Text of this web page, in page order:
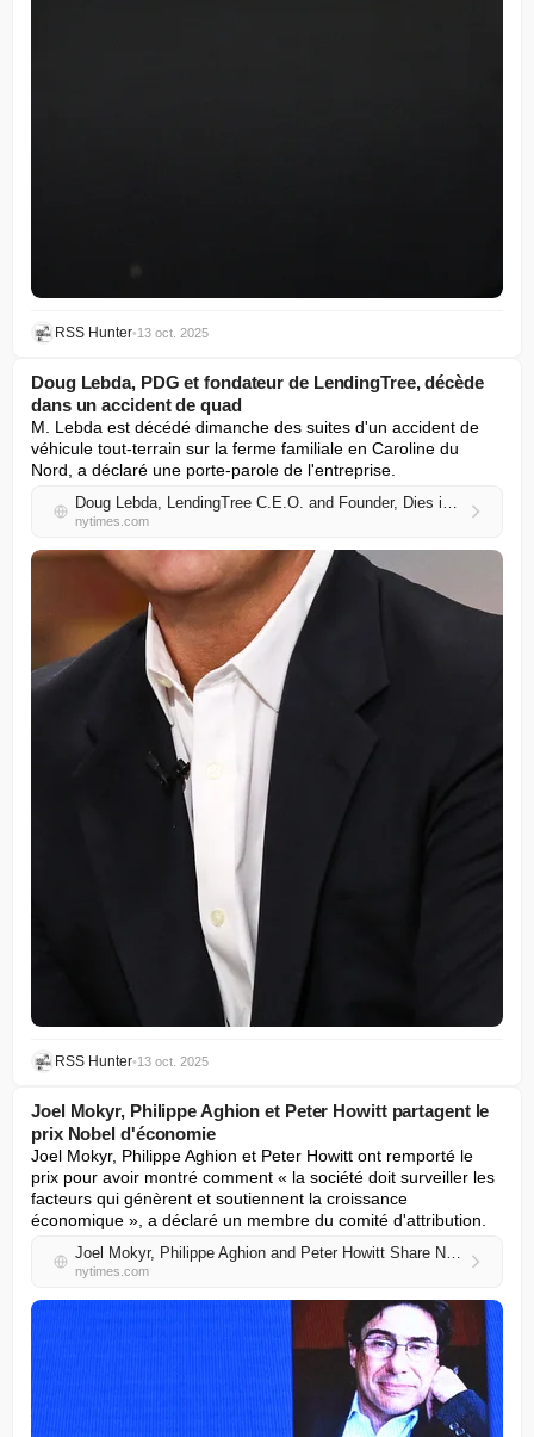
RSS Hunter•13 oct. 2025
Doug Lebda, PDG et fondateur de LendingTree, décède
dans un accident de quad
M. Lebda est décédé dimanche des suites d'un accident de
véhicule tout-terrain sur la ferme familiale en Caroline du
Nord, a déclaré une porte-parole de l'entreprise.
Doug Lebda, LendingTree C.E.O. and Founder, Dies in ATV Accident
nytimes.com
RSS Hunter•13 oct. 2025
Joel Mokyr, Philippe Aghion et Peter Howitt partagent le
prix Nobel d'économie
Joel Mokyr, Philippe Aghion et Peter Howitt ont remporté le
prix pour avoir montré comment « la société doit surveiller les
facteurs qui génèrent et soutiennent la croissance
économique », a déclaré un membre du comité d'attribution.
Joel Mokyr, Philippe Aghion and Peter Howitt Share Nobel in Economics
nytimes.com